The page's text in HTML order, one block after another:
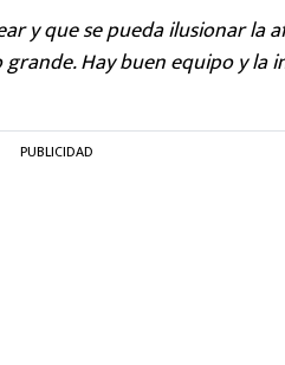
y que se pueda ilusionar la
Hay buen equipo y la
PUBLICIDAD